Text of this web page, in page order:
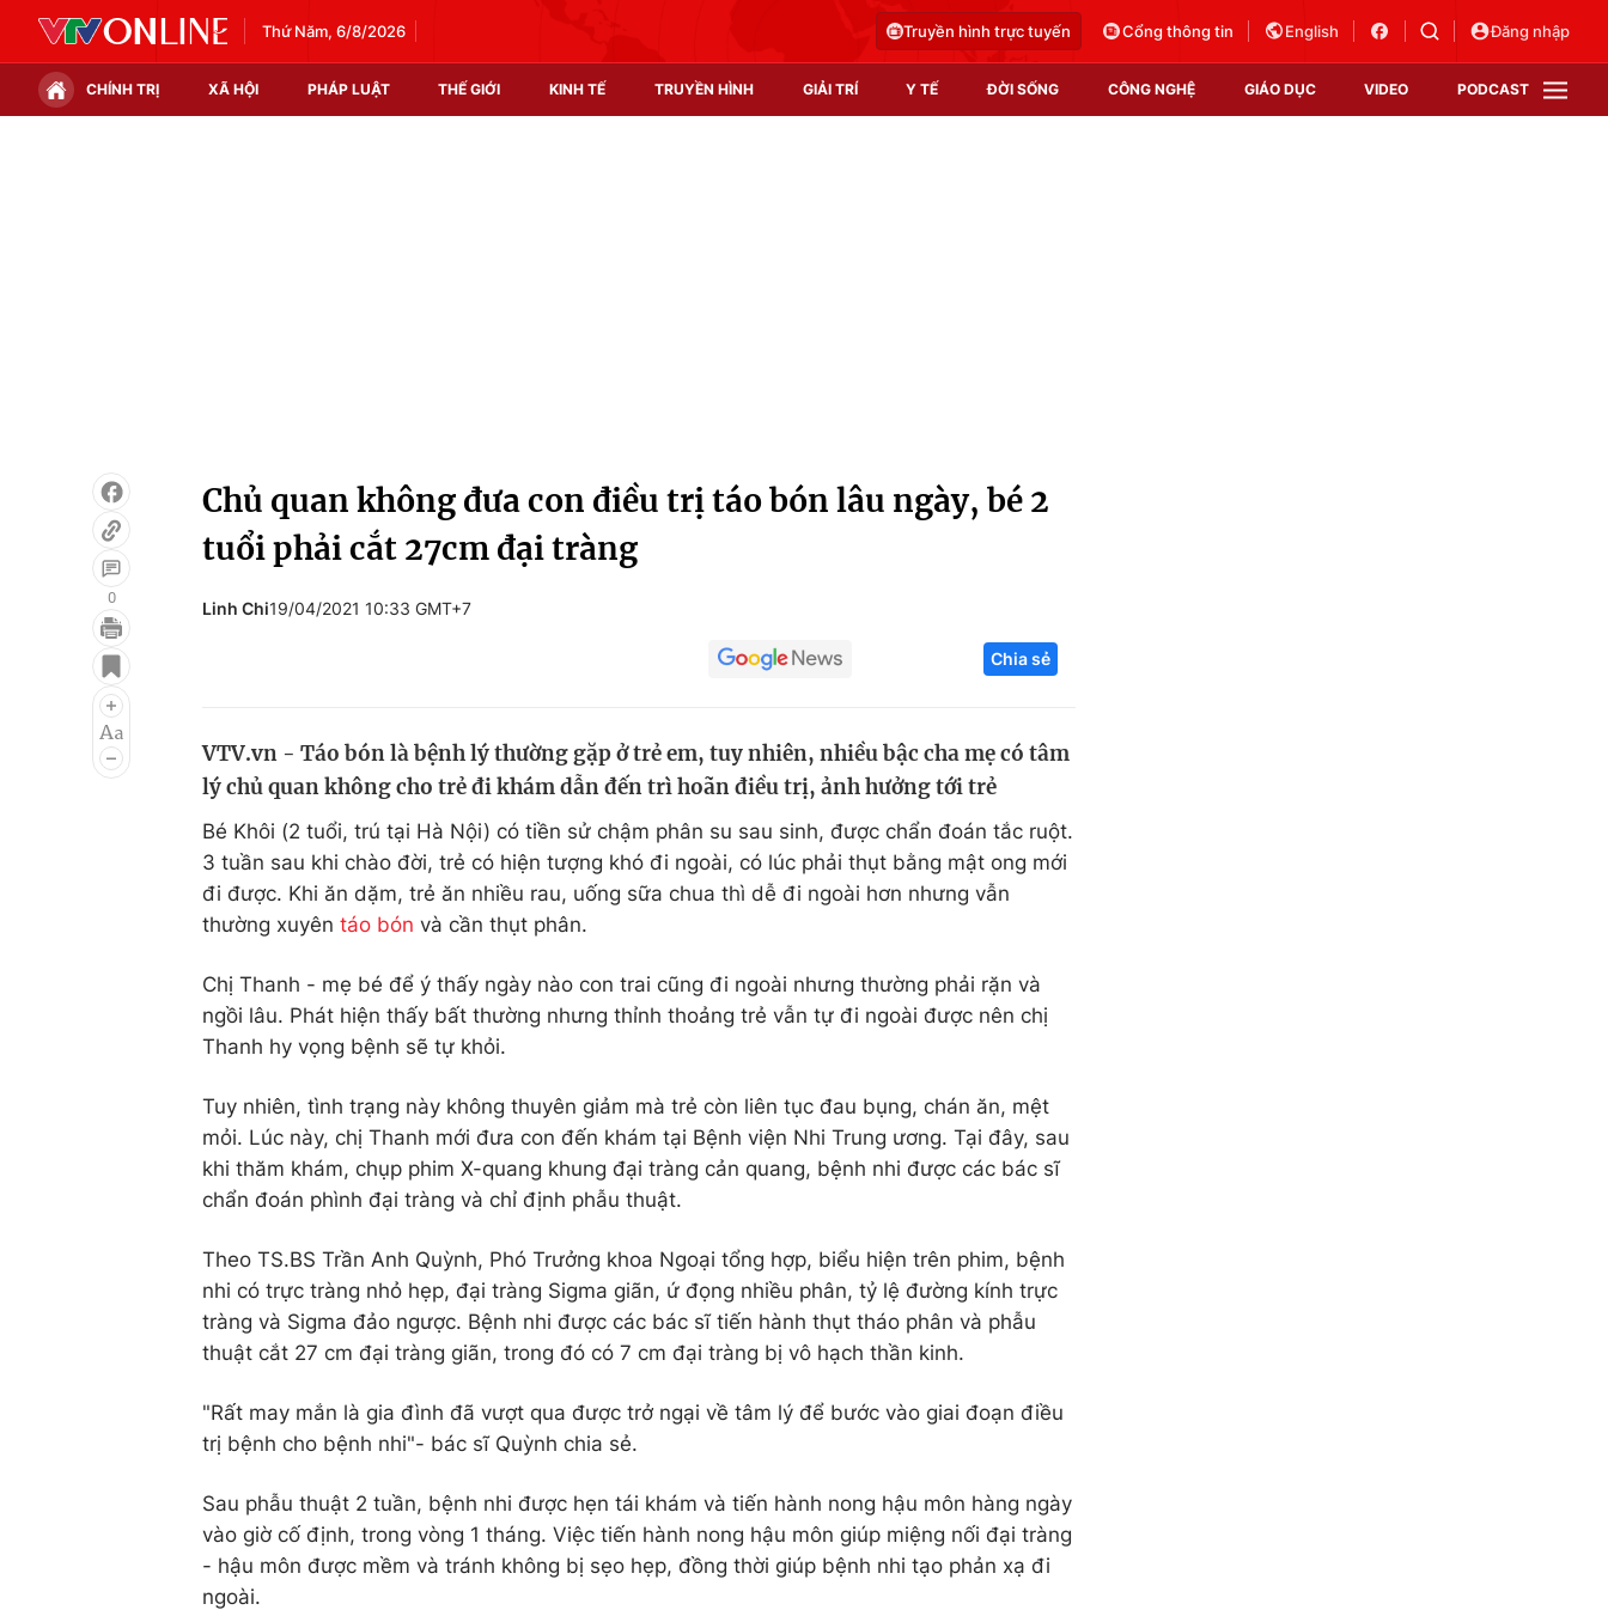
Thứ Năm, 6/8/2026 Truyền hình trực tuyến Cổng thông tin English Đăng nhập
CHÍNH TRỊ XÃ HỘI PHÁP LUẬT THẾ GIỚI KINH TẾ TRUYỀN HÌNH GIẢI TRÍ Y TẾ ĐỜI SỐNG CÔNG NGHỆ GIÁO DỤC VIDEO PODCAST
Infographic
Điện ảnh
Âm nhạc
Làm đẹp
Chất lượng cuộc sống
Học trực tuyến
Công nghệ
Sản phẩm
Thị trường
Tư vấn
0
Chủ quan không đưa con điều trị táo bón lâu ngày, bé 2
tuổi phải cắt 27cm đại tràng
Linh Chi19/04/2021 10:33 GMT+7
Chia sẻ
VTV.vn - Táo bón là bệnh lý thường gặp ở trẻ em, tuy nhiên, nhiều bậc cha mẹ có tâm
lý chủ quan không cho trẻ đi khám dẫn đến trì hoãn điều trị, ảnh hưởng tới trẻ
Bé Khôi (2 tuổi, trú tại Hà Nội) có tiền sử chậm phân su sau sinh, được chẩn đoán tắc ruột.
3 tuần sau khi chào đời, trẻ có hiện tượng khó đi ngoài, có lúc phải thụt bằng mật ong mới
đi được. Khi ăn dặm, trẻ ăn nhiều rau, uống sữa chua thì dễ đi ngoài hơn nhưng vẫn
thường xuyên táo bón và cần thụt phân.
Chị Thanh - mẹ bé để ý thấy ngày nào con trai cũng đi ngoài nhưng thường phải rặn và
ngồi lâu. Phát hiện thấy bất thường nhưng thỉnh thoảng trẻ vẫn tự đi ngoài được nên chị
Thanh hy vọng bệnh sẽ tự khỏi.
Tuy nhiên, tình trạng này không thuyên giảm mà trẻ còn liên tục đau bụng, chán ăn, mệt
mỏi. Lúc này, chị Thanh mới đưa con đến khám tại Bệnh viện Nhi Trung ương. Tại đây, sau
khi thăm khám, chụp phim X-quang khung đại tràng cản quang, bệnh nhi được các bác sĩ
chẩn đoán phình đại tràng và chỉ định phẫu thuật.
Theo TS.BS Trần Anh Quỳnh, Phó Trưởng khoa Ngoại tổng hợp, biểu hiện trên phim, bệnh
nhi có trực tràng nhỏ hẹp, đại tràng Sigma giãn, ứ đọng nhiều phân, tỷ lệ đường kính trực
tràng và Sigma đảo ngược. Bệnh nhi được các bác sĩ tiến hành thụt tháo phân và phẫu
thuật cắt 27 cm đại tràng giãn, trong đó có 7 cm đại tràng bị vô hạch thần kinh.
"Rất may mắn là gia đình đã vượt qua được trở ngại về tâm lý để bước vào giai đoạn điều
trị bệnh cho bệnh nhi"- bác sĩ Quỳnh chia sẻ.
Sau phẫu thuật 2 tuần, bệnh nhi được hẹn tái khám và tiến hành nong hậu môn hàng ngày
vào giờ cố định, trong vòng 1 tháng. Việc tiến hành nong hậu môn giúp miệng nối đại tràng
- hậu môn được mềm và tránh không bị sẹo hẹp, đồng thời giúp bệnh nhi tạo phản xạ đi
ngoài.